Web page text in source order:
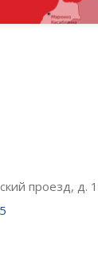
проезд, д.